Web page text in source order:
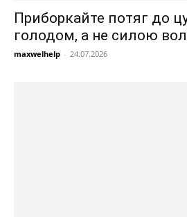
Приборкайте потяг до
голодом, а не силою
maxwelhelp - 24.07.2026